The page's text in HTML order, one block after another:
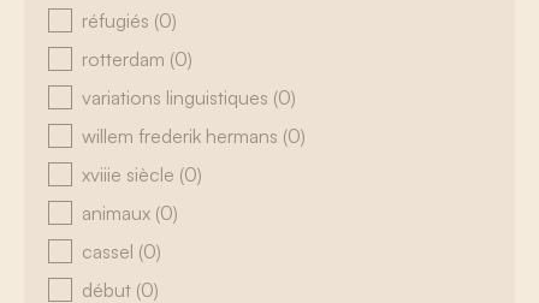
réfugiés (0)
rotterdam (0)
variations linguistiques (0)
willem frederik hermans (0)
xviiie siècle (0)
animaux (0)
cassel (0)
début (0)